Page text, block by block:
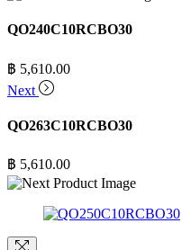
QO240C10RCBO30
฿ 5,610.00
Next
QO263C10RCBO30
฿ 5,610.00